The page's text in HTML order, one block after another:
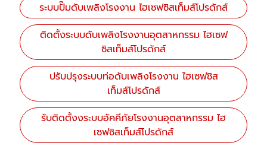
ระบบปั๊มดับเพลิงโรงงาน ไฮเซฟซิสเท็มส์โปรดักส์
ติดตั้งระบบดับเพลิงโรงงานอุตสาหกรรม ไฮเซฟ
ซิสเท็มส์โปรดักส์
ปรับปรุงระบบท่อดับเพลิงโรงงาน ไฮเซฟซิส
เท็มส์โปรดักส์
รับติดตั้งงระบบอัคคีภัยโรงงานอุตสาหกรรม ไฮ
เซฟซิสเท็มส์โปรดักส์